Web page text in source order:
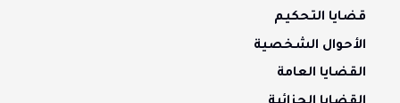
قضايا التحكيم
الأحوال الشخصية
القضايا العامة